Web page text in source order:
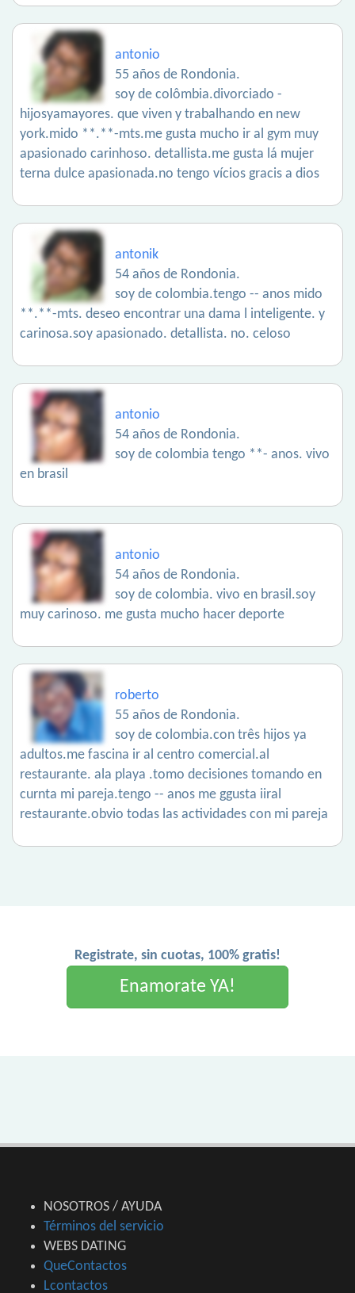
antonio
55 años de Rondonia.
soy de colômbia.divorciado -
hijosyamayores. que viven y trabalhando en new
york.mido **.**-mts.me gusta mucho ir al gym muy
apasionado carinhoso. detallista.me gusta lá mujer
terna dulce apasionada.no tengo vícios gracis a dios
antonik
54 años de Rondonia.
soy de colombia.tengo -- anos mido
**.**-mts. deseo encontrar una dama l inteligente. y
carinosa.soy apasionado. detallista. no. celoso
antonio
54 años de Rondonia.
soy de colombia tengo **- anos. vivo
en brasil
antonio
54 años de Rondonia.
soy de colombia. vivo en brasil.soy
muy carinoso. me gusta mucho hacer deporte
roberto
55 años de Rondonia.
soy de colombia.con três hijos ya
adultos.me fascina ir al centro comercial.al
restaurante. ala playa .tomo decisiones tomando en
curnta mi pareja.tengo -- anos me ggusta iiral
restaurante.obvio todas las actividades con mi pareja
Registrate, sin cuotas, 100% gratis!
Enamorate YA!
NOSOTROS / AYUDA
Términos del servicio
WEBS DATING
QueContactos
Lcontactos